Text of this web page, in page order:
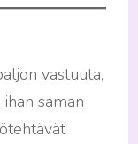
vastuuta,
saman